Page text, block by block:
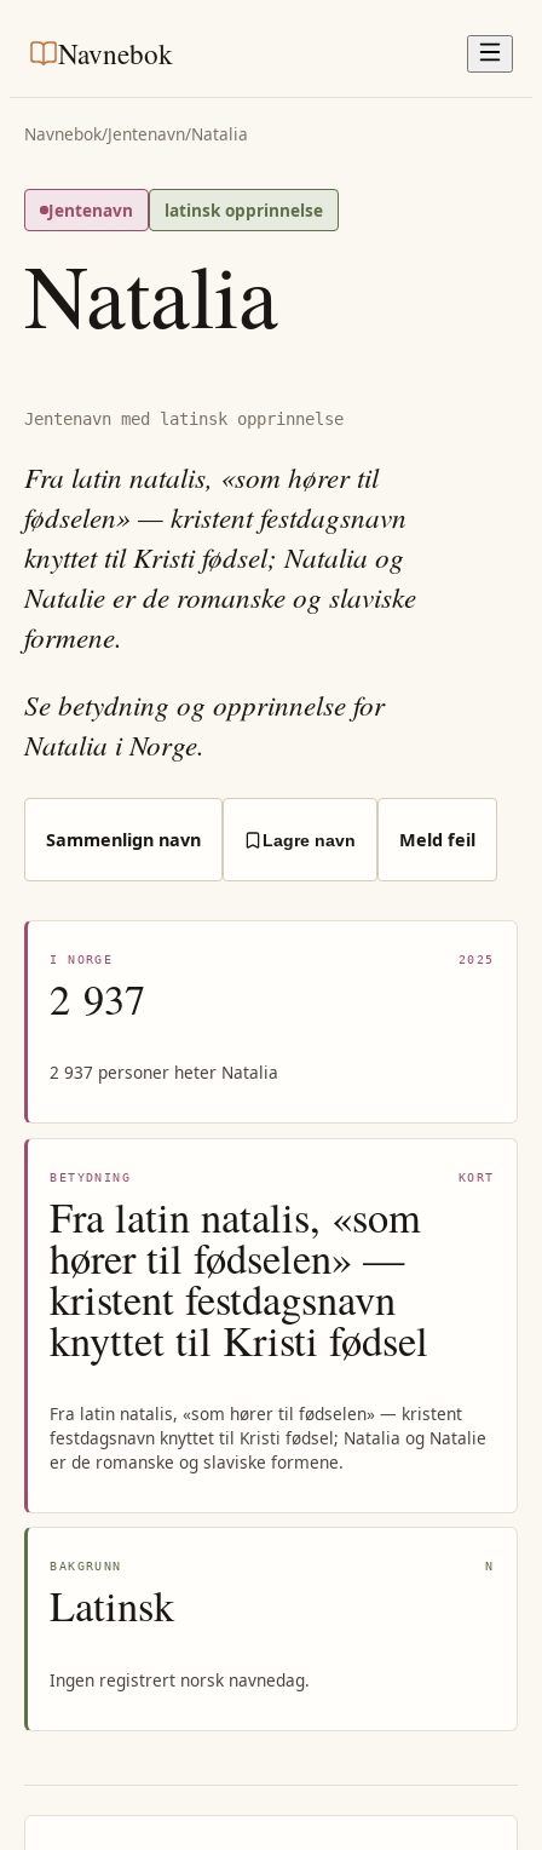
Navnebok
Navnebok/Jentenavn/Natalia
Jentenavn latinsk opprinnelse
Natalia
Jentenavn med latinsk opprinnelse
Fra latin natalis, «som hører til
fødselen» — kristent festdagsnavn
knyttet til Kristi fødsel; Natalia og
Natalie er de romanske og slaviske
formene.
Se betydning og opprinnelse for
Natalia i Norge.
Sammenlign navn Lagre navn Meld feil
I NORGE 2025
2 937
2 937 personer heter Natalia
BETYDNING KORT
Fra latin natalis, «som
hører til fødselen» —
kristent festdagsnavn
knyttet til Kristi fødsel
Fra latin natalis, «som hører til fødselen» — kristent
festdagsnavn knyttet til Kristi fødsel; Natalia og Natalie
er de romanske og slaviske formene.
BAKGRUNN N
Latinsk
Ingen registrert norsk navnedag.